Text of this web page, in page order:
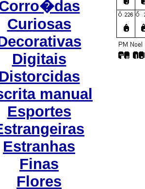
Curiosas
Digitais
Distorcidas
manual
Esportes
Estranhas
Finas
Flores